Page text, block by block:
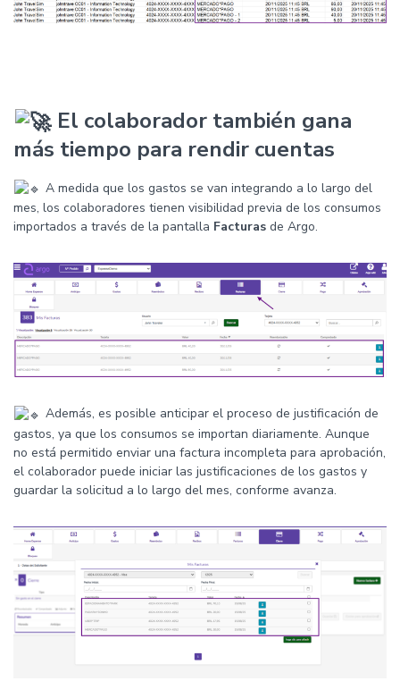
El colaborador también gana
más tiempo para rendir cuentas
A medida que los gastos se van integrando a lo largo del
mes, los colaboradores tienen visibilidad previa de los consumos
importados a través de la pantalla Facturas de Argo.
Además, es posible anticipar el proceso de justificación de
gastos, ya que los consumos se importan diariamente. Aunque
no está permitido enviar una factura incompleta para aprobación,
el colaborador puede iniciar las justificaciones de los gastos y
guardar la solicitud a lo largo del mes, conforme avanza.